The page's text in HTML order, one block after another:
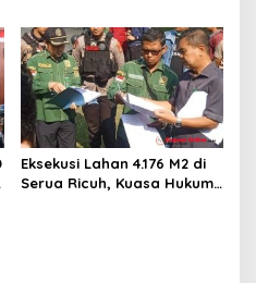
Porprov Jabar
Eksekusi Lahan 4.176 M2 di
Serua Ricuh, Kuasa Hukum